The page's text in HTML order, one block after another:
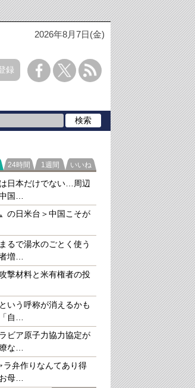
2026年8月7日(金)
録
保監督（松尾/アフロスポーツ）
ラ
24時間 1週間 いいね
日本だけでない…周辺
国…
の日米台＞中国こそが
るで湯水のごとく使う
増…
撃材料と米有権者の投
いう呼称が消えるかも
自…
ビア原子力協力協定が
な…
ラ弁作りなんてあり得
母…